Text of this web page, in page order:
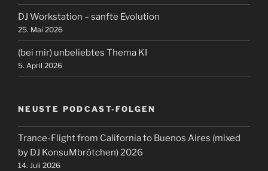
DJ Workstation – sanfte Evolution
25. Mai 2026
(bei mir) unbeliebtes Thema KI
5. April 2026
NEUSTE PODCAST-FOLGEN
Trance-Flight from California to Buenos Aires (mixed
by DJ KonsuMbrötchen) 2026
14. Juli 2026